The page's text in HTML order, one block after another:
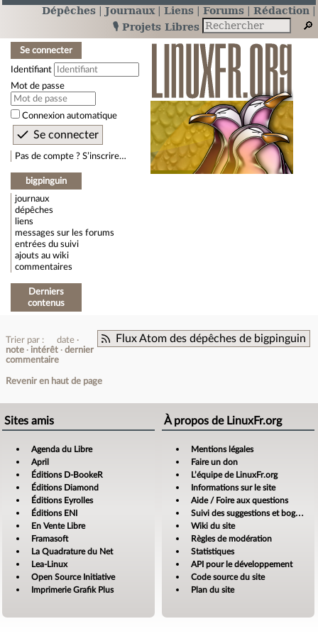
Dépêches Journaux Liens Forums
Rédaction
🎙️ Projets Libres
Se connecter
Identifiant
Mot de passe
Connexion automatique
Pas de compte ? S’inscrire…
bigpinguin
journaux
dépêches
liens
messages sur les forums
entrées du suivi
ajouts au wiki
commentaires
Derniers
contenus
Flux Atom des dépêches de bigpinguin
Trier par :
date
note
intérêt
dernier
commentaire
Revenir en haut de page
Sites amis
Agenda du Libre
April
Éditions D-BookeR
Éditions Diamond
Éditions Eyrolles
Éditions ENI
En Vente Libre
Framasoft
La Quadrature du Net
Lea-Linux
Open Source Initiative
Imprimerie Grafik Plus
À propos de LinuxFr.org
Mentions légales
Faire un don
L’équipe de LinuxFr.org
Informations sur le site
Aide / Foire aux questions
Suivi des suggestions et bogues
Wiki du site
Règles de modération
Statistiques
API pour le développement
Code source du site
Plan du site